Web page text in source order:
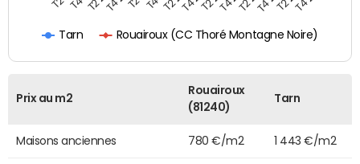
Tarn Rouairoux (CC Thoré Montagne Noire)
Prix au m2
Rouairoux
(81240)
Tarn
Maisons anciennes 780 €/m2 1 443 €/m2